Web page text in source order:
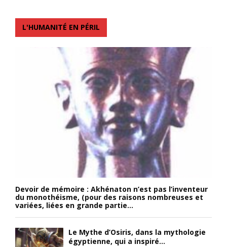
L'HUMANITÉ EN PÉRIL
Devoir de mémoire : Akhénaton n’est pas l’inventeur
du monothéisme, (pour des raisons nombreuses et
variées, liées en grande partie...
Le Mythe d’Osiris, dans la mythologie
égyptienne, qui a inspiré...